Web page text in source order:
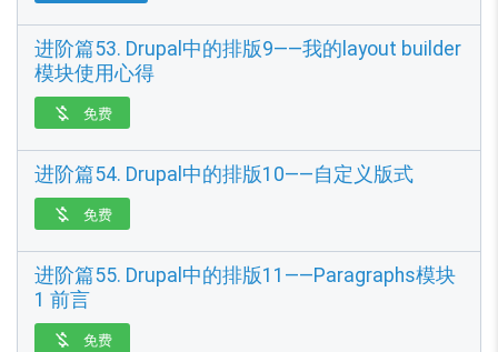
进阶篇53. Drupal中的排版9——我的layout builder
模块使用心得
 免费
进阶篇54. Drupal中的排版10——自定义版式
 免费
进阶篇55. Drupal中的排版11——Paragraphs模块
1 前言
 免费